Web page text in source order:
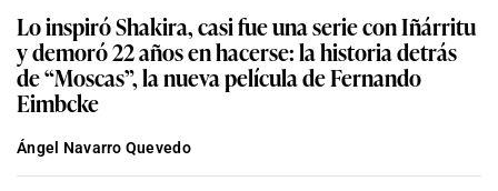
Lo inspiró Shakira, casi fue una serie con Iñárritu
y demoró 22 años en hacerse: la historia detrás
de “Moscas”, la nueva película de Fernando
Eimbcke
Ángel Navarro Quevedo